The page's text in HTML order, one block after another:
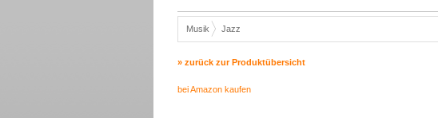
Musik Jazz
» zurück zur Produktübersicht
bei Amazon kaufen